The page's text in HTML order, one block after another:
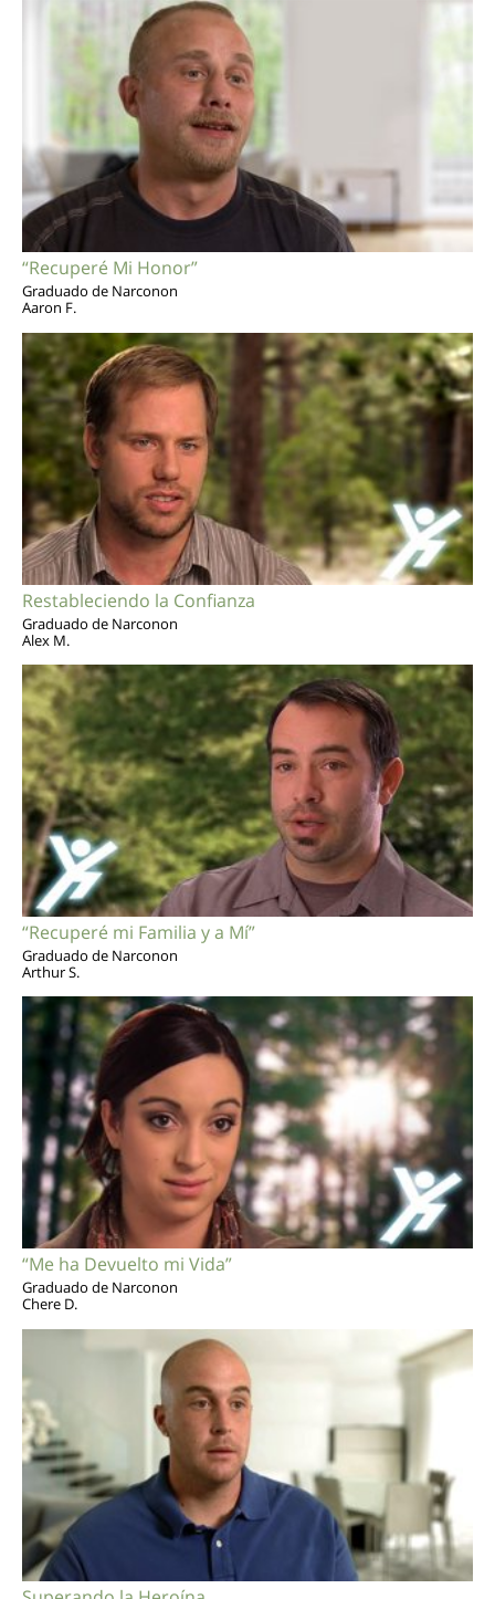
“Recuperé Mi Honor”
Graduado de Narconon
Aaron F.
Restableciendo la Confianza
Graduado de Narconon
Alex M.
“Recuperé mi Familia y a Mí”
Graduado de Narconon
Arthur S.
“Me ha Devuelto mi Vida”
Graduado de Narconon
Chere D.